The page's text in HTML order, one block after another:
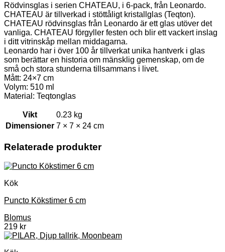
Rödvinsglas i serien CHATEAU, i 6-pack, från Leonardo.
CHATEAU är tillverkad i stöttåligt kristallglas (Teqton).
CHATEAU rödvinsglas från Leonardo är ett glas utöver det
vanliga. CHATEAU förgyller festen och blir ett vackert inslag
i ditt vitrinskåp mellan middagarna.
Leonardo har i över 100 år tillverkat unika hantverk i glas
som berättar en historia om mänsklig gemenskap, om de
små och stora stunderna tillsammans i livet.
Mått: 24×7 cm
Volym: 510 ml
Material: Teqtonglas
Vikt
0.23 kg
Dimensioner 7 × 7 × 24 cm
Relaterade produkter
Kök
Puncto Kökstimer 6 cm
Blomus
219 kr